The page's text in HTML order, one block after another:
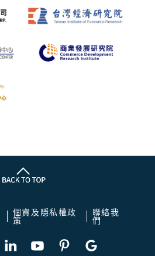
個資及隱私權政
策
聯絡我
們